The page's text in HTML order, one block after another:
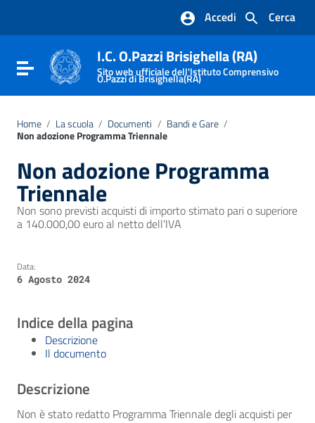
Vai al footer
Cerca
Accedi
Attiva / disattiva la navigazione
I.C. O.Pazzi Brisighella (RA)
Sito web ufficiale dell'Istituto Comprensivo
O.Pazzi di Brisighella(RA)
Home / La scuola / Documenti / Bandi e Gare /
Non adozione Programma Triennale
Non adozione Programma
Triennale
Non sono previsti acquisti di importo stimato pari o superiore
a 140.000,00 euro al netto dell'IVA
Data:
6 Agosto 2024
Indice della pagina
Descrizione
Il documento
Descrizione
Non è stato redatto Programma Triennale degli acquisti per